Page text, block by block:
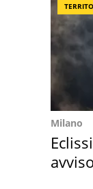
Milano